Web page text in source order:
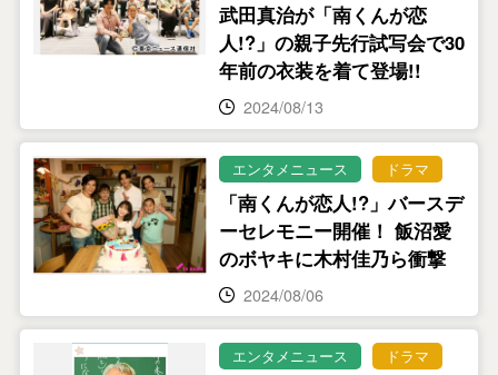
武田真治が「南くんが恋
人!?」の親子先行試写会で30
年前の衣装を着て登場!!
2024/08/13
エンタメニュース ドラマ
「南くんが恋人!?」バースデ
ーセレモニー開催！ 飯沼愛
のボヤキに木村佳乃ら衝撃
2024/08/06
エンタメニュース ドラマ